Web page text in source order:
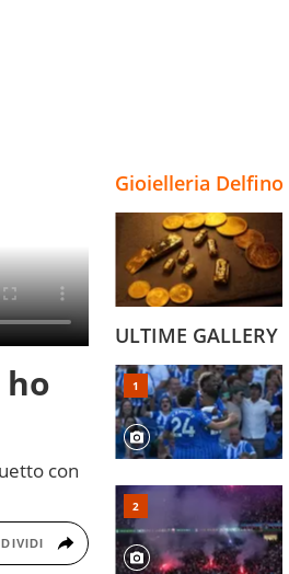
con
Gioielleria Delfino
ULTIME GALLERY